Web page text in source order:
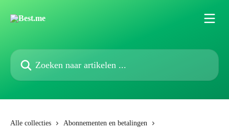
Zoeken naar artikelen ...
Alle collecties
Abonnementen en betalingen